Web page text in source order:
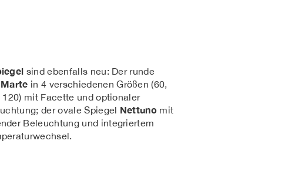
sind ebenfalls neu: Der runde
Marte in 4 verschiedenen Größen (60,
120) mit Facette und optionaler
der ovale Spiegel Nettuno mit
Beleuchtung und integriertem